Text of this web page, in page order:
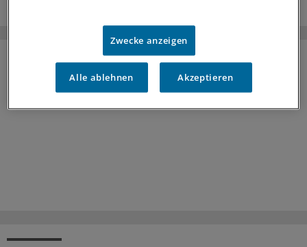
Zwecke anzeigen
Alle ablehnen Akzeptieren